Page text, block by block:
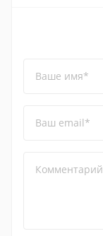
Ваше имя*
Ваш email*